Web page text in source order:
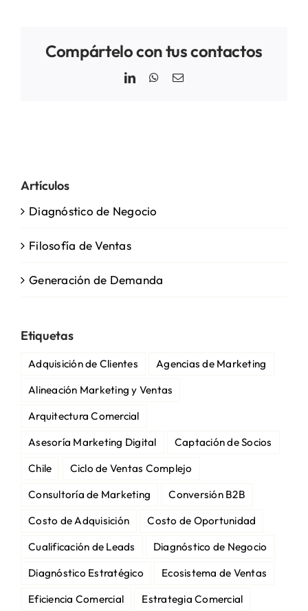
Compártelo con tus contactos
LinkedInWhatsApp
Email
Artículos
Diagnóstico de Negocio
Filosofía de Ventas
Generación de Demanda
Etiquetas
Adquisición de Clientes
Agencias de Marketing
Alineación Marketing y Ventas
Arquitectura Comercial
Asesoría Marketing Digital
Captación de Socios
Chile
Ciclo de Ventas Complejo
Consultoría de Marketing
Conversión B2B
Costo de Adquisición
Costo de Oportunidad
Cualificación de Leads
Diagnóstico de Negocio
Diagnóstico Estratégico
Ecosistema de Ventas
Eficiencia Comercial
Estrategia Comercial